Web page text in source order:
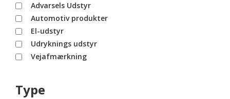
Advarsels Udstyr
Automotiv produkter
El-udstyr
Udryknings udstyr
Vejafmærkning
Type